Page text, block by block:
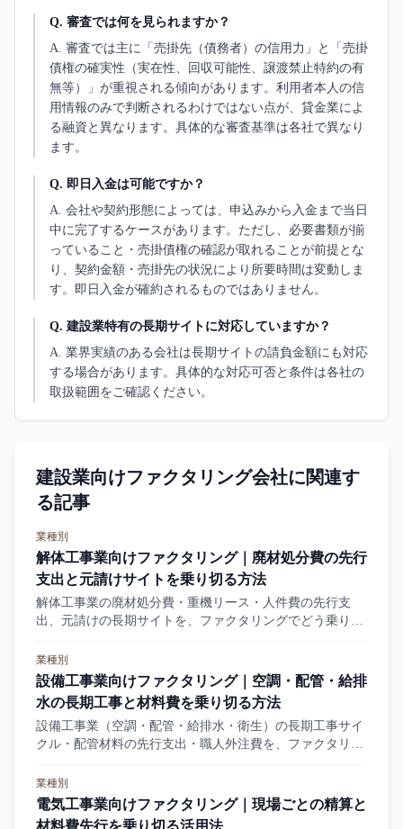
Q. 審査では何を見られますか？
A. 審査では主に「売掛先（債務者）の信用力」と「売掛
債権の確実性（実在性、回収可能性、譲渡禁止特約の有
無等）」が重視される傾向があります。利用者本人の信
用情報のみで判断されるわけではない点が、貸金業によ
る融資と異なります。具体的な審査基準は各社で異なり
ます。
Q. 即日入金は可能ですか？
A. 会社や契約形態によっては、申込みから入金まで当日
中に完了するケースがあります。ただし、必要書類が揃
っていること・売掛債権の確認が取れることが前提とな
り、契約金額・売掛先の状況により所要時間は変動しま
す。即日入金が確約されるものではありません。
Q. 建設業特有の長期サイトに対応していますか？
A. 業界実績のある会社は長期サイトの請負金額にも対応
する場合があります。具体的な対応可否と条件は各社の
取扱範囲をご確認ください。
建設業向けファクタリング会社に関連す
る記事
業種別
解体工事業向けファクタリング｜廃材処分費の先行
支出と元請けサイトを乗り切る方法
解体工事業の廃材処分費・重機リース・人件費の先行支
出、元請けの長期サイトを、ファクタリングでどう乗り切
業種別
設備工事業向けファクタリング｜空調・配管・給排
水の長期工事と材料費を乗り切る方法
設備工事業（空調・配管・給排水・衛生）の長期工事サイ
クル・配管材料の先行支出・職人外注費を、ファクタリン
業種別
電気工事業向けファクタリング｜現場ごとの精算と
材料費先行を乗り切る活用法